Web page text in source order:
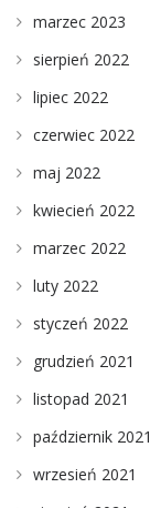
marzec 2023
sierpień 2022
lipiec 2022
czerwiec 2022
maj 2022
kwiecień 2022
marzec 2022
luty 2022
styczeń 2022
grudzień 2021
listopad 2021
październik 2021
wrzesień 2021